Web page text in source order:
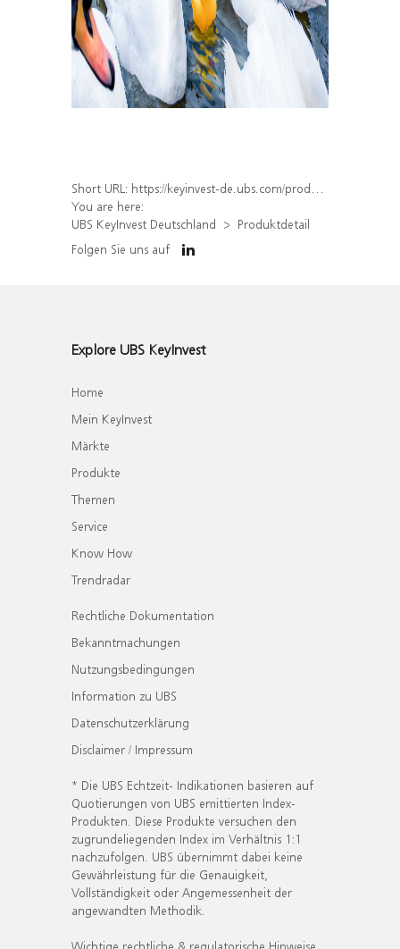
Short URL: https://keyinvest-de.ubs.com/produkt/detail/index/isin/DE000UL1VSU4
You are here:
UBS KeyInvest Deutschland
Produktdetail
Folgen Sie uns auf
Explore UBS KeyInvest
Home
Mein KeyInvest
Märkte
Produkte
Themen
Service
Know How
Trendradar
Rechtliche Dokumentation
Bekanntmachungen
Nutzungsbedingungen
Information zu UBS
Datenschutzerklärung
Disclaimer / Impressum
* Die UBS Echtzeit- Indikationen basieren auf
Quotierungen von UBS emittierten Index-
Produkten. Diese Produkte versuchen den
zugrundeliegenden Index im Verhältnis 1:1
nachzufolgen. UBS übernimmt dabei keine
Gewährleistung für die Genauigkeit,
Vollständigkeit oder Angemessenheit der
angewandten Methodik.